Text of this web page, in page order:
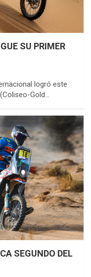
SU PRIMER
logró este
Gold…
SEGUNDO DEL